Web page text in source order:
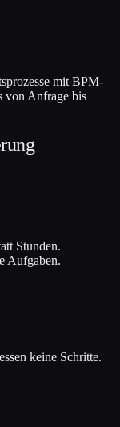
mit BPM-
von Anfrage bis
Stunden.
Aufgaben.
keine Schritte.